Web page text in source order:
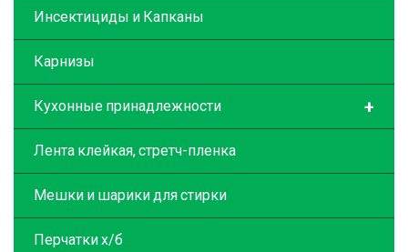
Инсектициды и Капканы
Карнизы
+
Кухонные принадлежности
Лента клейкая, стретч-пленка
Мешки и шарики для стирки
Перчатки х/б